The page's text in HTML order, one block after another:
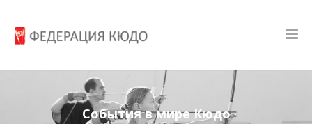
События в мире Кюдо